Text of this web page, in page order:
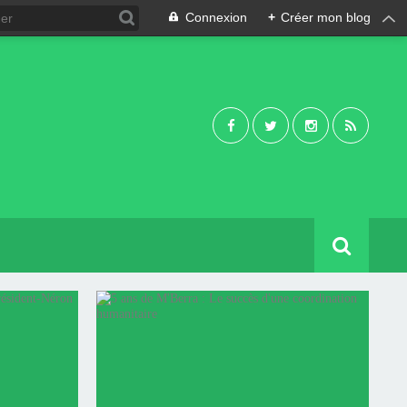
Connexion + Créer mon blog